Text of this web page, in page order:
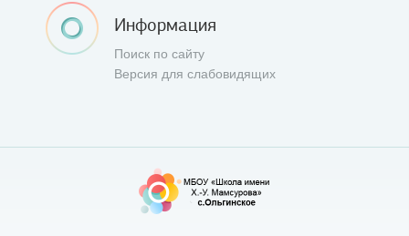
Информация
Поиск по сайту
Версия для слабовидящих